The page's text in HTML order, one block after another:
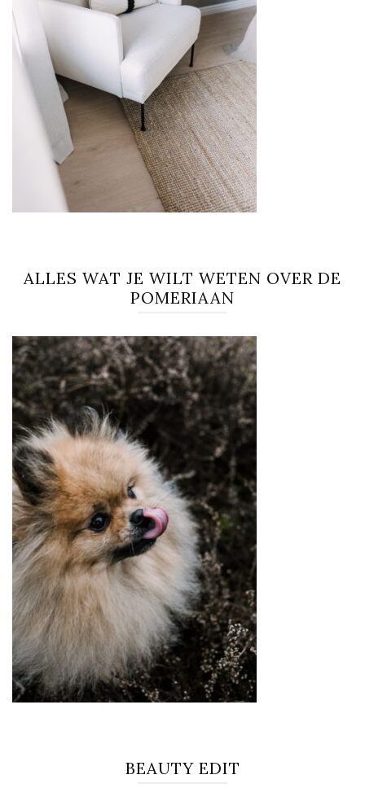
ALLES WAT JE WILT WETEN OVER DE
POMERIAAN
BEAUTY EDIT